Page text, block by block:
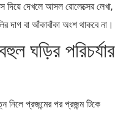
দিয়ে দেখলে আসল রোলেক্সের লেখা,
দাগ বা আঁকাবাঁকা অংশ থাকবে না।
ঘড়ির পরিচর্যার
নিলে প্রজন্মের পর প্রজন্ম টিকে